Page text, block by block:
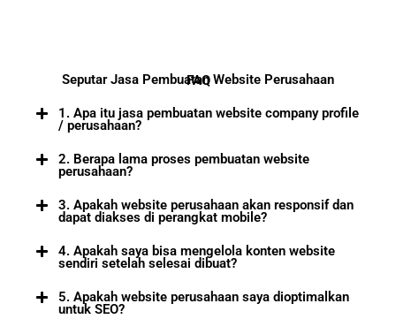
FAQ
Seputar Jasa Pembuatan Website Perusahaan
1. Apa itu jasa pembuatan website company profile
/ perusahaan?
2. Berapa lama proses pembuatan website
perusahaan?
3. Apakah website perusahaan akan responsif dan
dapat diakses di perangkat mobile?
4. Apakah saya bisa mengelola konten website
sendiri setelah selesai dibuat?
5. Apakah website perusahaan saya dioptimalkan
untuk SEO?